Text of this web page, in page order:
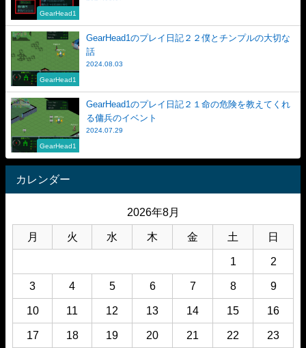
GearHead1
GearHead1
GearHead1のプレイ日記２２僕とチンプルの大切な
話
2024.08.03
GearHead1
GearHead1のプレイ日記２１命の危険を教えてくれ
る傭兵のイベント
2024.07.29
カレンダー
2026年8月
月 火 水 木 金 土 日
1 2
3 4 5 6 7 8 9
10 11 12 13 14 15 16
17 18 19 20 21 22 23